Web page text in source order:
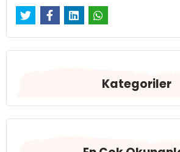
Kategoriler